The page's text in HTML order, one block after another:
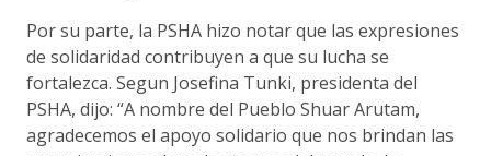
Por su parte, la PSHA hizo notar que las expresiones
de solidaridad contribuyen a que su lucha se
fortalezca. Segun Josefina Tunki, presidenta del
PSHA, dijo: “A nombre del Pueblo Shuar Arutam,
agradecemos el apoyo solidario que nos brindan las